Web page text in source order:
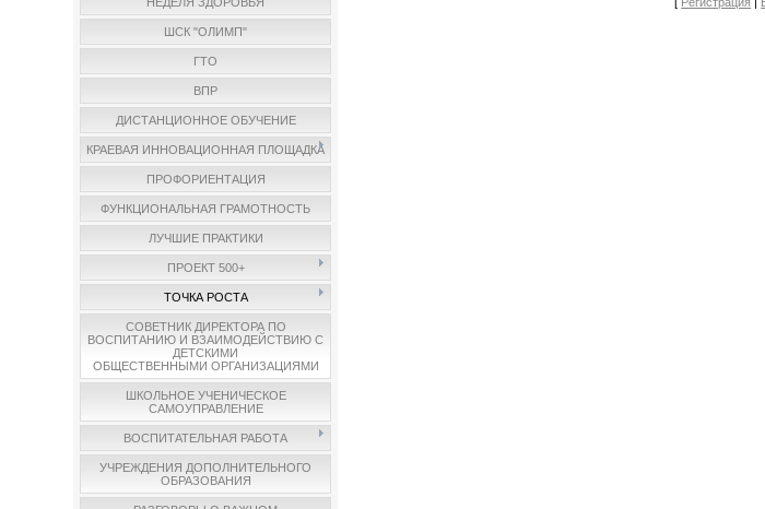
ШСК "ОЛИМП"
ГТО
ВПР
ДИСТАНЦИОННОЕ ОБУЧЕНИЕ
КРАЕВАЯ ИННОВАЦИОННАЯ ПЛОЩАДКА
ПРОФОРИЕНТАЦИЯ
ФУНКЦИОНАЛЬНАЯ ГРАМОТНОСТЬ
ЛУЧШИЕ ПРАКТИКИ
ПРОЕКТ 500+
ТОЧКА РОСТА
СОВЕТНИК ДИРЕКТОРА ПО
ВОСПИТАНИЮ И ВЗАИМОДЕЙСТВИЮ С
ДЕТСКИМИ
ОБЩЕСТВЕННЫМИ ОРГАНИЗАЦИЯМИ
ШКОЛЬНОЕ УЧЕНИЧЕСКОЕ
САМОУПРАВЛЕНИЕ
ВОСПИТАТЕЛЬНАЯ РАБОТА
УЧРЕЖДЕНИЯ ДОПОЛНИТЕЛЬНОГО
ОБРАЗОВАНИЯ